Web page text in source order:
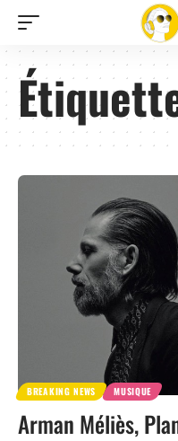
BREAKING NEWS MUSIQUE
Arman Méliès,